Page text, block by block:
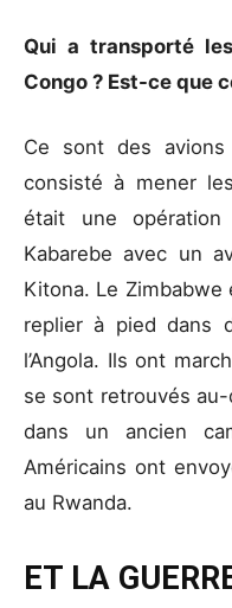
Qui a transporté
Congo ? Est-ce que
Ce sont des avions
consisté à mener
était une
Kabarebe avec un
Kitona. Le
replier à pied dans
l’Angola. Ils ont
se sont retrouvés
dans un ancien
Américains ont
au Rwanda.
ET LA